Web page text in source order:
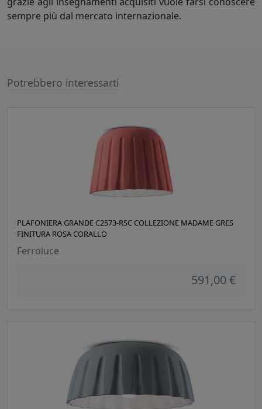
sempre più dal mercato internazionale.
Potrebbero interessarti
PLAFONIERA GRANDE C2573-RSC COLLEZIONE MADAME GRES
FINITURA ROSA CORALLO
Ferroluce
591,00 €